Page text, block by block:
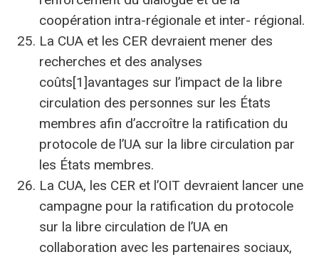
coopération intra-régionale et inter- régional.
La CUA et les CER devraient mener des
recherches et des analyses
coûts[1]avantages sur l’impact de la libre
circulation des personnes sur les États
membres afin d’accroître la ratification du
protocole de l’UA sur la libre circulation par
les États membres.
La CUA, les CER et l’OIT devraient lancer une
campagne pour la ratification du protocole
sur la libre circulation de l’UA en
collaboration avec les partenaires sociaux,